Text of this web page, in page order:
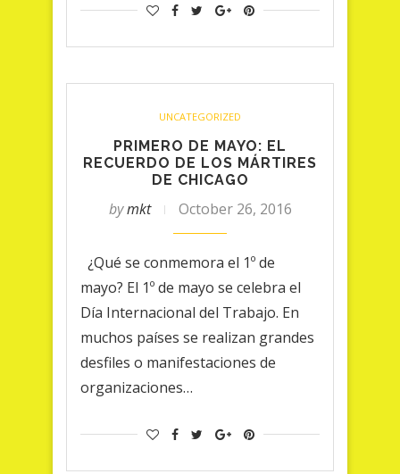
UNCATEGORIZED
PRIMERO DE MAYO: EL
RECUERDO DE LOS MÁRTIRES
DE CHICAGO
bymkt October 26, 2016
¿Qué se conmemora el 1º de
mayo? El 1º de mayo se celebra el
Día Internacional del Trabajo. En
muchos países se realizan grandes
desfiles o manifestaciones de
organizaciones…